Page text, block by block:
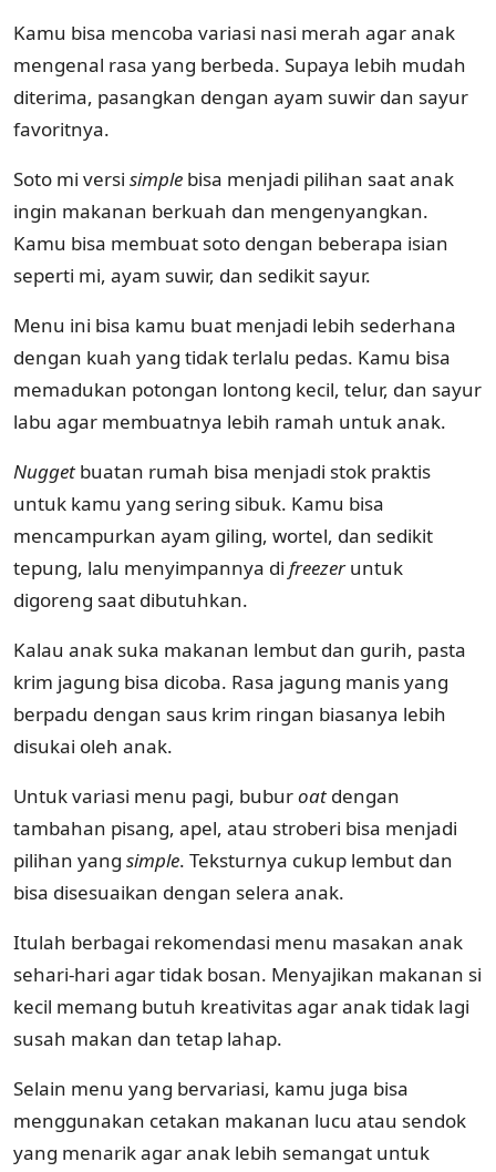
Kamu bisa mencoba variasi nasi merah agar anak
mengenal rasa yang berbeda. Supaya lebih mudah
diterima, pasangkan dengan ayam suwir dan sayur
favoritnya.
Soto mi versi simple bisa menjadi pilihan saat anak
ingin makanan berkuah dan mengenyangkan.
Kamu bisa membuat soto dengan beberapa isian
seperti mi, ayam suwir, dan sedikit sayur.
Menu ini bisa kamu buat menjadi lebih sederhana
dengan kuah yang tidak terlalu pedas. Kamu bisa
memadukan potongan lontong kecil, telur, dan sayur
labu agar membuatnya lebih ramah untuk anak.
Nugget buatan rumah bisa menjadi stok praktis
untuk kamu yang sering sibuk. Kamu bisa
mencampurkan ayam giling, wortel, dan sedikit
tepung, lalu menyimpannya di freezeruntuk
digoreng saat dibutuhkan.
Kalau anak suka makanan lembut dan gurih, pasta
krim jagung bisa dicoba. Rasa jagung manis yang
berpadu dengan saus krim ringan biasanya lebih
disukai oleh anak.
Untuk variasi menu pagi, buburoat dengan
tambahan pisang, apel, atau stroberi bisa menjadi
pilihan yang simple. Teksturnya cukup lembut dan
bisa disesuaikan dengan selera anak.
Itulah berbagai rekomendasi menu masakan anak
sehari-hari agar tidak bosan. Menyajikan makanan si
kecil memang butuh kreativitas agar anak tidak lagi
susah makan dan tetap lahap.
Selain menu yang bervariasi, kamu juga bisa
menggunakan cetakan makanan lucu atau sendok
yang menarik agar anak lebih semangat untuk